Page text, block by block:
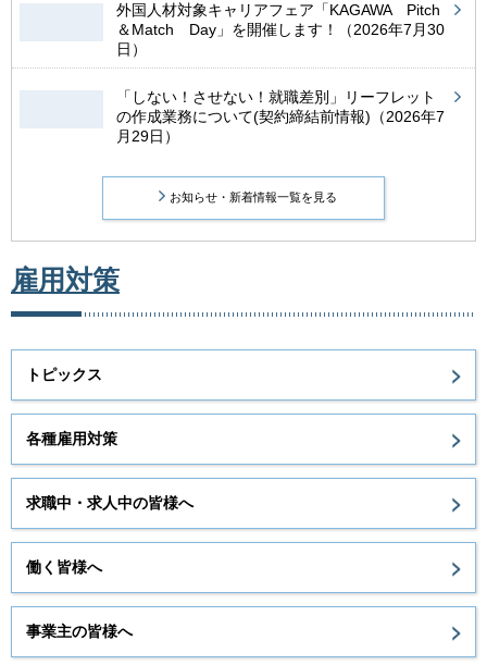
外国人材対象キャリアフェア「KAGAWA Pitch
＆Match Day」を開催します！（2026年7月30
日）
「しない！させない！就職差別」リーフレット
の作成業務について(契約締結前情報)（2026年7
月29日）
お知らせ・新着情報一覧を見る
雇用対策
トピックス
各種雇用対策
求職中・求人中の皆様へ
働く皆様へ
事業主の皆様へ